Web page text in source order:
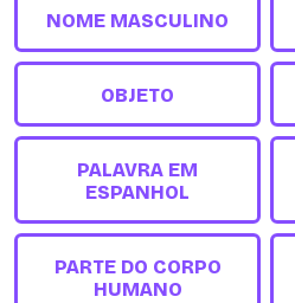
NOME MASCULINO
OBJETO
PALAVRA EM
ESPANHOL
PARTE DO CORPO
HUMANO